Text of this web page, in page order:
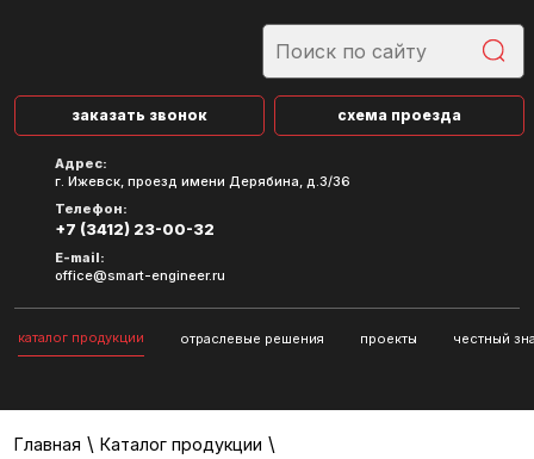
Адрес:
г. Ижевск, проезд имени Дерябина, д.3/36
Телефон:
+7 (3412) 23-00-32
E-mail:
office@smart-engineer.ru
заказать звонок схема проезда
каталог продукции отраслевые решения проекты честный
Главная \ Каталог продукции \